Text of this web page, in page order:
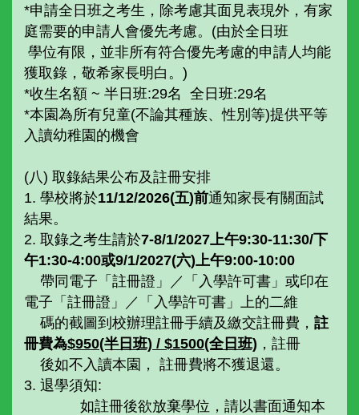
*申請全日班之考生，除考慮其面見表現外，有家
庭需要的申請人會優先考慮。(由於全日班
學位有限，並非所有符合優先考慮的申請人均能
獲取錄，敬希家長明白。)
*收生名額 ~ 半日班:29名 全日班:29名
*本園為所有兒童(不論其種族、性別等)提供平等
入讀幼稚園的機會
(八) 取錄結果公布及註冊安排
1. 學校將於11/12/2026(五)前通知家長有關面試
結果。
2. 取錄之考生請於7-8/1/2027上午9:30-11:30/下
午1:30-4:00或9/1/2027(六) 上午9:00-10:00
帶同電子「註冊證」／「入學許可書」或印在
電子「註冊證」／「入學許可書」上的二維
碼的截圖到校辦理註冊手續及繳交註冊費， 註
冊費為$950(半日班) / $1500(全日班) ，註冊
後如不入讀本園， 註冊費將不獲退還。
3. 退學須知:
如註冊後欲放棄學位，請以書面通知本